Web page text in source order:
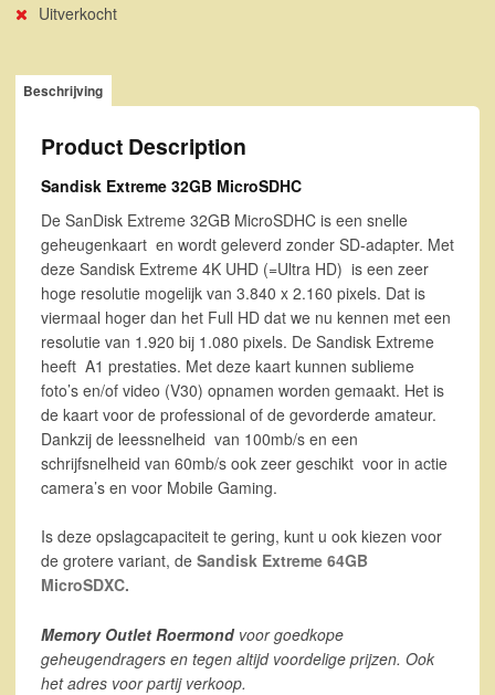
Uitverkocht
Beschrijving
Product Description
Sandisk Extreme 32GB MicroSDHC
De SanDisk Extreme 32GB MicroSDHC is een snelle
geheugenkaart en wordt geleverd zonder SD-adapter. Met
deze Sandisk Extreme 4K UHD (=Ultra HD) is een zeer
hoge resolutie mogelijk van 3.840 x 2.160 pixels. Dat is
viermaal hoger dan het Full HD dat we nu kennen met een
resolutie van 1.920 bij 1.080 pixels. De Sandisk Extreme
heeft A1 prestaties. Met deze kaart kunnen sublieme
foto’s en/of video (V30) opnamen worden gemaakt. Het is
de kaart voor de professional of de gevorderde amateur.
Dankzij de leessnelheid van 100mb/s en een
schrijfsnelheid van 60mb/s ook zeer geschikt voor in actie
camera’s en voor Mobile Gaming.
Is deze opslagcapaciteit te gering, kunt u ook kiezen voor
de grotere variant, de Sandisk Extreme 64GB
MicroSDXC.
Memory Outlet Roermondvoor goedkope
geheugendragers en tegen altijd voordelige prijzen. Ook
het adres voor partij verkoop.